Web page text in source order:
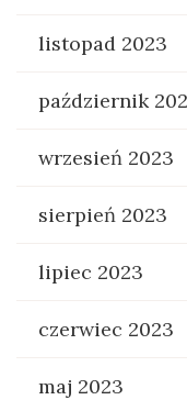
listopad 2023
październik
wrzesień 2023
sierpień 2023
lipiec 2023
czerwiec 2023
maj 2023